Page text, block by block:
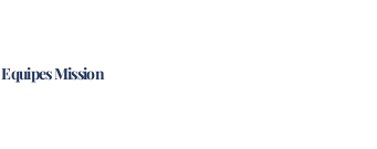
Equipes Mission